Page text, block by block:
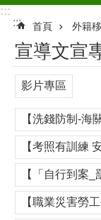
:::
:::
首頁 外籍
宣導文宣
影片專區
【洗錢防制-海
【考照有訓練
【「自行到案
【職業災害勞